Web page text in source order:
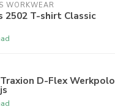
WORKWEAR
2502 T-shirt Classic
D-Flex Werkpolo